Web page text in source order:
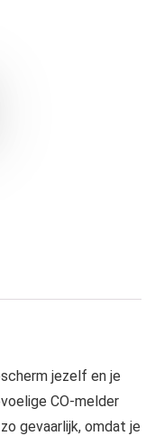
jezelf en je
CO-melder
gevaarlijk, omdat je